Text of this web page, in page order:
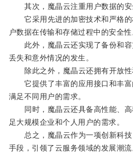
其次，魔晶云注重用户数据的安
它采用先进的加密技术和严格的
户数据在传输和存储过程中的安全性
此外，魔晶云还实现了备份和容
丢失和意外情况的发生。
除此之外，魔晶云还拥有开放性
它提供了丰富的应用接口和丰富
满足不同用户的需求。
同时，魔晶云还具备高性能、高
足大规模企业和个人用户的需求。
总之，魔晶云作为一项创新科技
手段，引领了云服务领域的发展潮流